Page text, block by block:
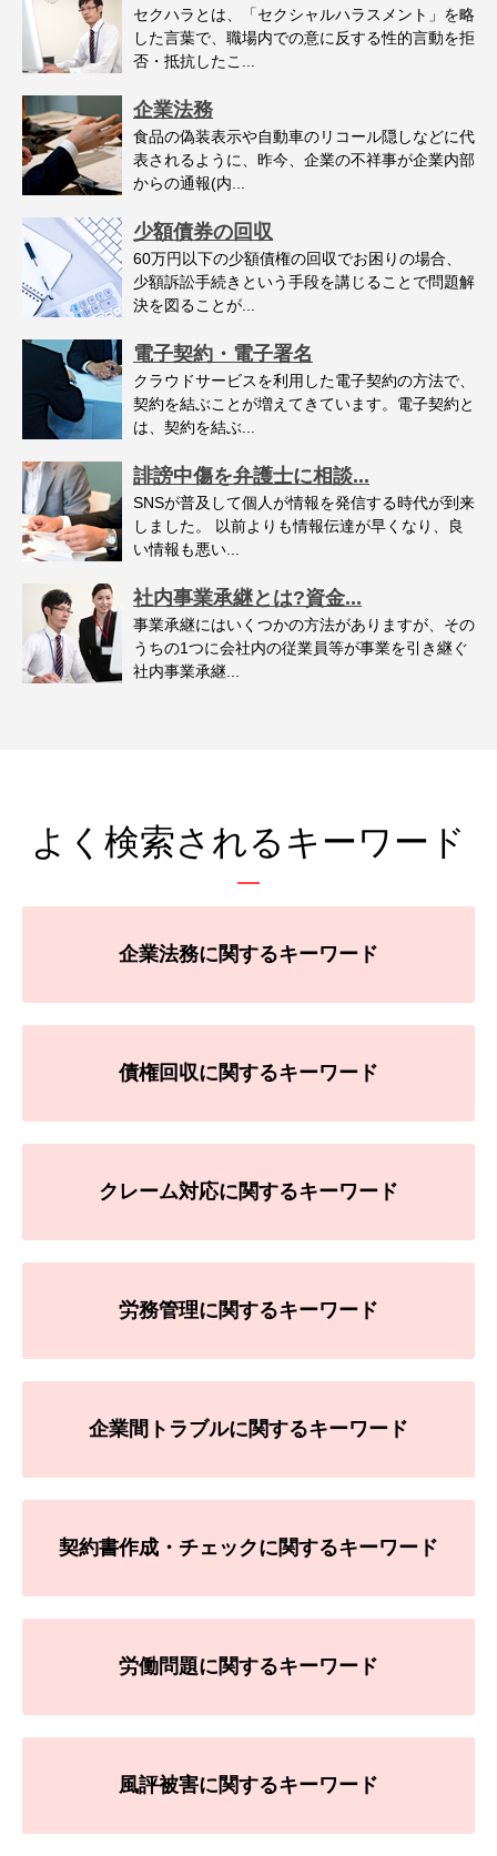
セクハラとは、「セクシャルハラスメント」を略
した言葉で、職場内での意に反する性的言動を拒
否・抵抗したこ...
企業法務
食品の偽装表示や自動車のリコール隠しなどに代
表されるように、昨今、企業の不祥事が企業内部
からの通報(内...
少額債券の回収
60万円以下の少額債権の回収でお困りの場合、
少額訴訟手続きという手段を講じることで問題解
決を図ることが...
電子契約・電子署名
クラウドサービスを利用した電子契約の方法で、
契約を結ぶことが増えてきています。電子契約と
は、契約を結ぶ...
誹謗中傷を弁護士に相談...
SNSが普及して個人が情報を発信する時代が到来
しました。 以前よりも情報伝達が早くなり、良
い情報も悪い...
社内事業承継とは?資金...
事業承継にはいくつかの方法がありますが、その
うちの1つに会社内の従業員等が事業を引き継ぐ
社内事業承継...
よく検索されるキーワード
企業法務に関するキーワード
債権回収に関するキーワード
クレーム対応に関するキーワード
労務管理に関するキーワード
企業間トラブルに関するキーワード
契約書作成・チェックに関するキーワード
労働問題に関するキーワード
風評被害に関するキーワード